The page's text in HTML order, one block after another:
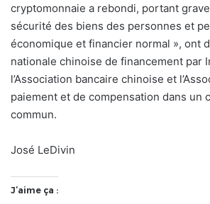
cryptomonnaie a rebondi, portant
sécurité des biens des personnes et
économique et financier normal », ont
nationale chinoise de financement par
l’Association bancaire chinoise et
paiement et de compensation dans un
commun.
José LeDivin
J’aime ça :